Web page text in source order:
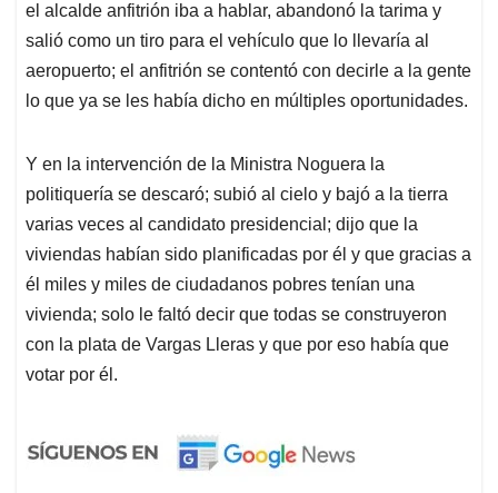
el alcalde anfitrión iba a hablar, abandonó la tarima y
salió como un tiro para el vehículo que lo llevaría al
aeropuerto; el anfitrión se contentó con decirle a la gente
lo que ya se les había dicho en múltiples oportunidades.
Y en la intervención de la Ministra Noguera la
politiquería se descaró; subió al cielo y bajó a la tierra
varias veces al candidato presidencial; dijo que la
viviendas habían sido planificadas por él y que gracias a
él miles y miles de ciudadanos pobres tenían una
vivienda; solo le faltó decir que todas se construyeron
con la plata de Vargas Lleras y que por eso había que
votar por él.